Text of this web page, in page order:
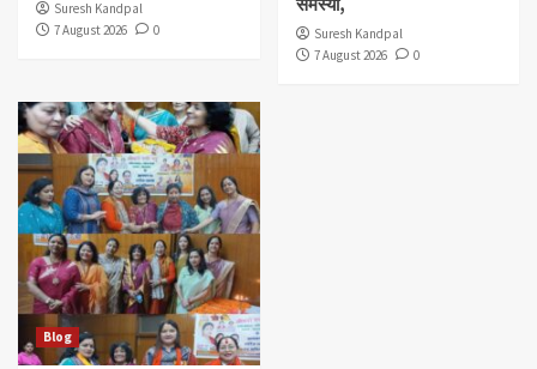
Suresh Kandpal
7 August 2026
0
Suresh Kandpal
7 August 2026
0
Blog